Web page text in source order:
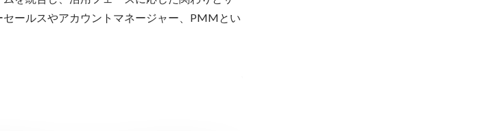
ールスやアカウントマネージャー、PMMとい